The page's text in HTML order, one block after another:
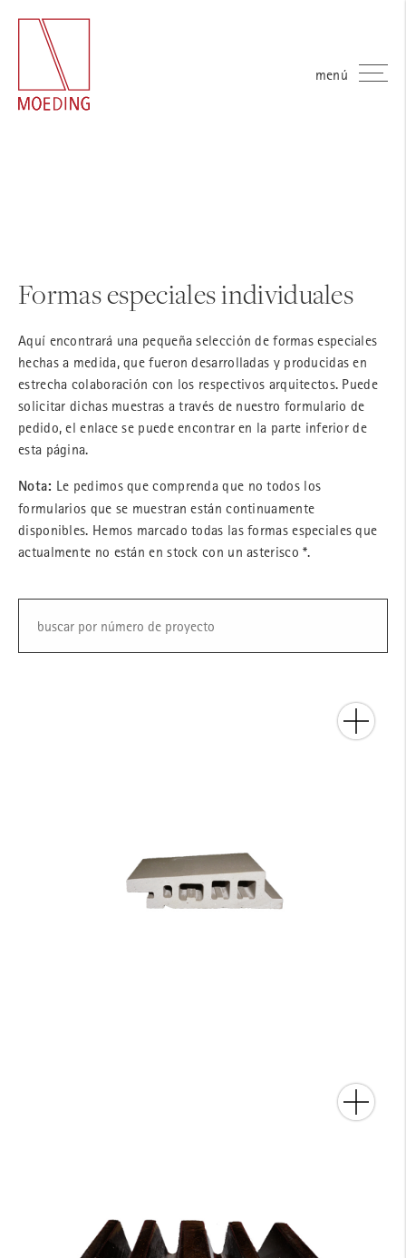
menú
Formas especiales individuales
Aquí encontrará una pequeña selección de formas especiales
hechas a medida, que fueron desarrolladas y producidas en
estrecha colaboración con los respectivos arquitectos. Puede
solicitar dichas muestras a través de nuestro formulario de
pedido, el enlace se puede encontrar en la parte inferior de
esta página.
Nota: Le pedimos que comprenda que no todos los
formularios que se muestran están continuamente
disponibles. Hemos marcado todas las formas especiales que
actualmente no están en stock con un asterisco *.